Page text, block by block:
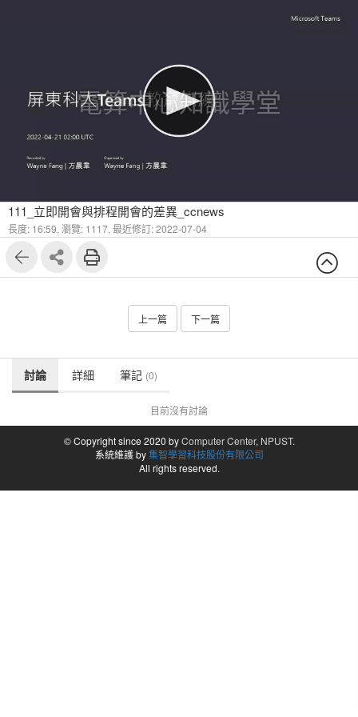
電算中心知識學堂
111_立即開會與排程開會的差異_ccnews
長度: 16:59, 瀏覽: 1117, 最近修訂: 2022-07-04
上一篇 下一篇
討論 詳細 筆記 (0)
目前沒有討論
© Copyright since 2020 byComputer Center, NPUST.
系統維護 by集智學習科技股份有限公司
All rights reserved.